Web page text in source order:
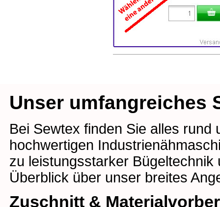
Unser umfangreiches
Bei Sewtex finden Sie alles
hochwertigen
zu leistungsstarker
Überblick über unser breites
Zuschnitt &